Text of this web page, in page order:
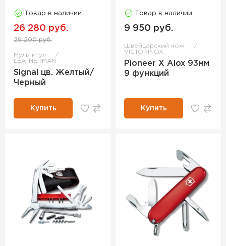
Товар в наличии
26 280 руб.
29 200 руб.
Мультитул
LEATHERMAN
Signal цв. Желтый/
Черный
Купить
Товар в наличии
9 950 руб.
Швейцарский нож
VICTORINOX
Pioneer X Alox 93мм
9 функций
Купить